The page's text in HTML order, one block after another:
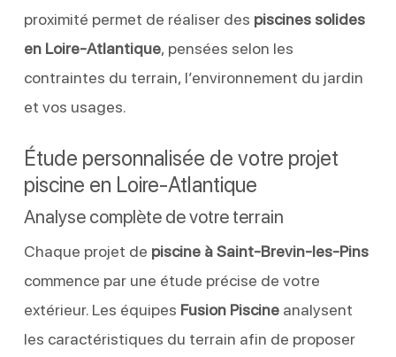
proximité permet de réaliser des piscines solides
en Loire-Atlantique, pensées selon les
contraintes du terrain, l’environnement du jardin
et vos usages.
Étude personnalisée de votre projet
piscine en Loire-Atlantique
Analyse complète de votre terrain
Chaque projet de piscine à Saint-Brevin-les-Pins
commence par une étude précise de votre
extérieur. Les équipes Fusion Piscineanalysent
les caractéristiques du terrain afin de proposer